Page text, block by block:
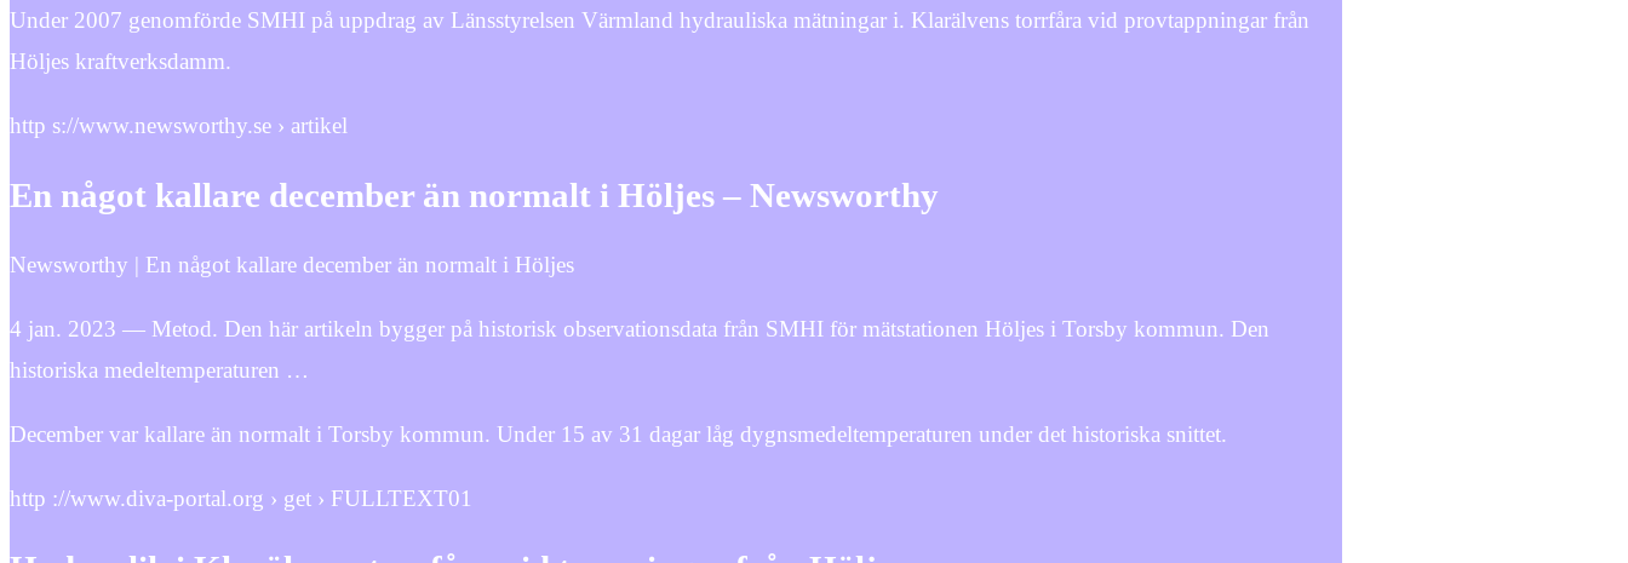
Under 2007 genomförde SMHI på uppdrag av Länsstyrelsen Värmland hydrauliska mätningar i. Klarälvens torrfåra vid provtappningar från
Höljes kraftverksdamm.
http s://www.newsworthy.se › artikel
En något kallare december än normalt i Höljes – Newsworthy
Newsworthy | En något kallare december än normalt i Höljes
4 jan. 2023 — Metod. Den här artikeln bygger på historisk observationsdata från SMHI för mätstationen Höljes i Torsby kommun. Den
historiska medeltemperaturen …
December var kallare än normalt i Torsby kommun. Under 15 av 31 dagar låg dygnsmedeltemperaturen under det historiska snittet.
http ://www.diva-portal.org › get › FULLTEXT01